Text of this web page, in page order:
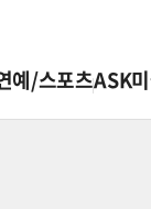
예/스포츠ASK